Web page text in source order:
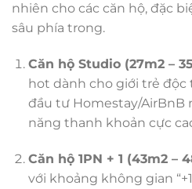
nhiên cho các căn hộ, đặc
sâu phía trong.
Căn hộ Studio (27m2 –
hot dành cho giới trẻ độc
đầu tư Homestay/AirBnB
năng thanh khoản cực
Căn hộ 1PN + 1 (43m2 –
với khoảng không gian